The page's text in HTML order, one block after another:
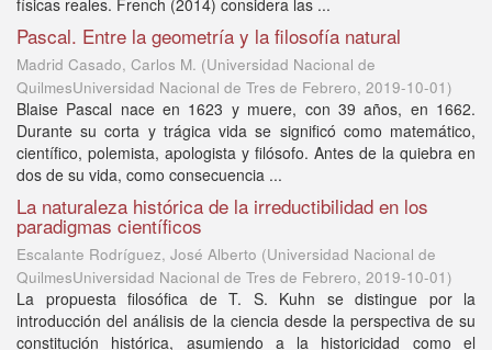
físicas reales. French (2014) considera las ...
Pascal. Entre la geometría y la filosofía natural
Madrid Casado, Carlos M. (Universidad Nacional de
QuilmesUniversidad Nacional de Tres de Febrero, 2019-10-01)
Blaise Pascal nace en 1623 y muere, con 39 años, en 1662.
Durante su corta y trágica vida se significó como matemático,
científico, polemista, apologista y filósofo. Antes de la quiebra en
dos de su vida, como consecuencia ...
La naturaleza histórica de la irreductibilidad en los
paradigmas científicos
Escalante Rodríguez, José Alberto (Universidad Nacional de
QuilmesUniversidad Nacional de Tres de Febrero, 2019-10-01)
La propuesta filosófica de T. S. Kuhn se distingue por la
introducción del análisis de la ciencia desde la perspectiva de su
constitución histórica, asumiendo a la historicidad como el